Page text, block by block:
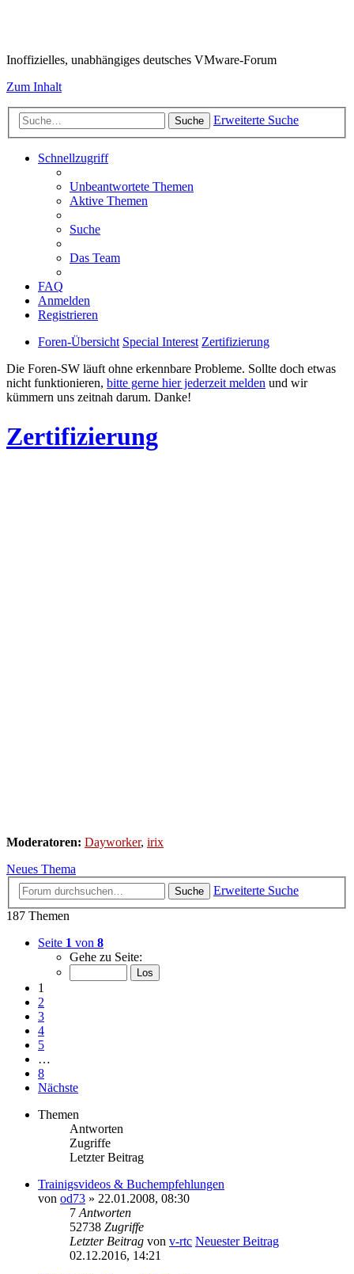
Inoffizielles, unabhängiges deutsches VMware-Forum
Zum Inhalt
Suche Erweiterte Suche
Schnellzugriff
Unbeantwortete Themen
Aktive Themen
Suche
Das Team
FAQ
Anmelden
Registrieren
Foren-Übersicht Special Interest Zertifizierung
Die Foren-SW läuft ohne erkennbare Probleme. Sollte doch etwas
nicht funktionieren, bitte gerne hier jederzeit melden und wir
kümmern uns zeitnah darum. Danke!
Zertifizierung
Moderatoren: Dayworker, irix
Neues Thema
Suche
Erweiterte Suche
187 Themen
Seite 1 von 8
Gehe zu Seite:
1
2
3
4
5
…
8
Nächste
Themen
Antworten
Zugriffe
Letzter Beitrag
Trainigsvideos & Buchempfehlungen
von od73 » 22.01.2008, 08:30
7 Antworten
52738 Zugriffe
Letzter Beitrag von v-rtc Neuester Beitrag
02.12.2016, 14:21